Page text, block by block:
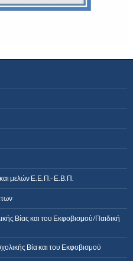
μελών Ε.Ε.Π.- Ε.Β.Π.
Βίας και του Εκφοβισμού/Παιδική
Βία και του Εκφοβισμού